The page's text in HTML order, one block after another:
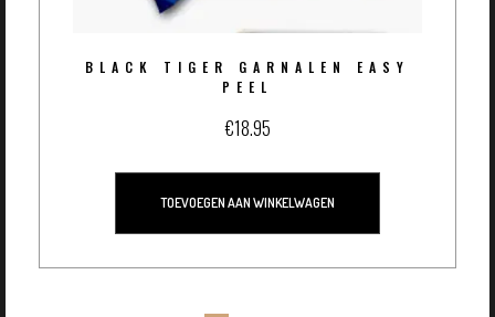
BLACK TIGER GARNALEN EASY
PEEL
€18.95
TOEVOEGEN AAN WINKELWAGEN